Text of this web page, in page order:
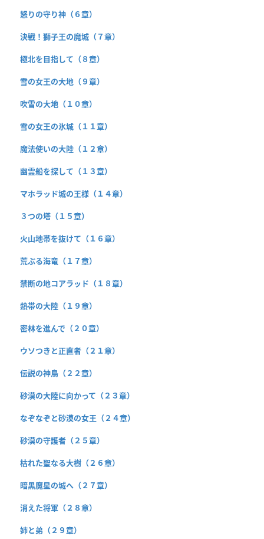
怒りの守り神（６章）
決戦！獅子王の魔城（７章）
極北を目指して（８章）
雪の女王の大地（９章）
吹雪の大地（１０章）
雪の女王の氷城（１１章）
魔法使いの大陸（１２章）
幽霊船を探して（１３章）
マホラッド城の王様（１４章）
３つの塔（１５章）
火山地帯を抜けて（１６章）
荒ぶる海竜（１７章）
禁断の地コアラッド（１８章）
熱帯の大陸（１９章）
密林を進んで（２０章）
ウソつきと正直者（２１章）
伝説の神鳥（２２章）
砂漠の大陸に向かって（２３章）
なぞなぞと砂漠の女王（２４章）
砂漠の守護者（２５章）
枯れた聖なる大樹（２６章）
暗黒魔星の城へ（２７章）
消えた将軍（２８章）
姉と弟（２９章）